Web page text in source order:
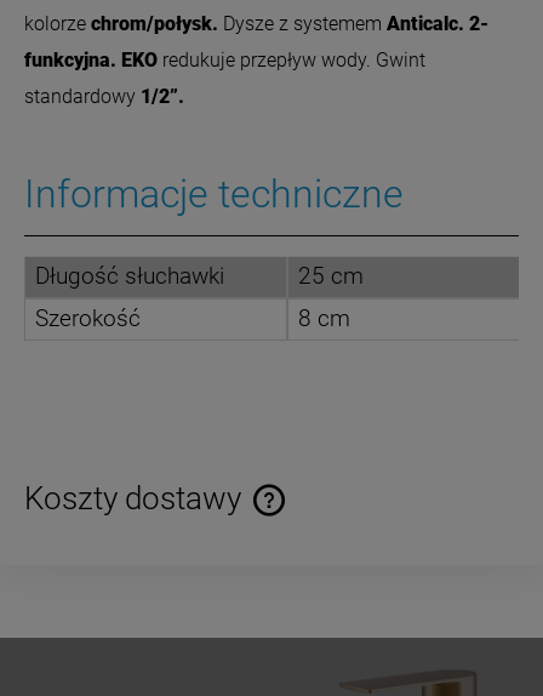
kolorze chrom/połysk. Dysze z systemem Anticalc. 2-
funkcyjna. EKO redukuje przepływ wody. Gwint
standardowy 1/2”.
Informacje techniczne
Długość słuchawki
25 cm
Szerokość
8 cm
Koszty dostawy
Cena nie zawiera ewentualnych kosztów płatności